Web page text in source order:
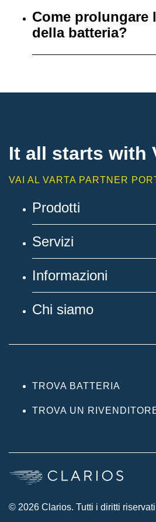
Come prolungare
della batteria?
It all starts with
VAI AL VARTA PARTNER
Prodotti
Servizi
Informazioni
Chi siamo
TROVA BATTERIA
TROVA UN
© 2026 Clarios. Tutti i diritti riservati